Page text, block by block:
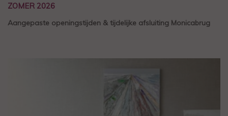
ZOMER 2026
Aangepaste openingstijden & tijdelijke afsluiting Monicabrug